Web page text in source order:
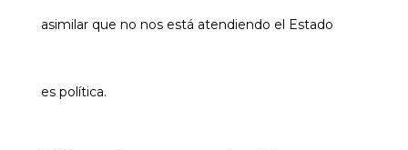
asimilar que no nos está atendiendo el Estado
es política.